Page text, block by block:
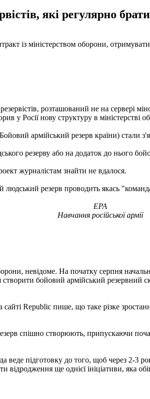
які регулярно
із міністерством оборони,
розташований не на
у Росії нову структуру в міністерстві
армійський резерв країни) стали
резерву або на додаток до нього
журналістам знайти не вдалося.
людський резерв проводить якась
EPA
Навчання російської армії
невідоме. На початку серпня
бойовий армійський резервний
Republic пише, що таке різке
спішно створюють, припускаючи
підготовку до того, щоб через 2-3
ще однієї ініціативи, яка